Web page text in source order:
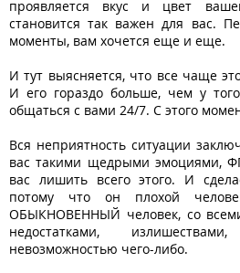
проявляется вкус и цвет
становится так важен для вас.
моменты, вам хочется еще и еще.
И тут выясняется, что все чаще
И его гораздо больше, чем у
общаться с вами 24/7. С этого
Вся неприятность ситуации
вас такими щедрыми эмоциями,
вас лишить всего этого. И
потому что он плохой
ОБЫКНОВЕННЫЙ человек, со
недостатками,
невозможностью чего-либо.